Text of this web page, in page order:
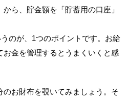
ら、貯金額を「貯蓄用の口座」
のが、1つのポイントです。お給
金を管理するとうまくいくと感
お財布を覗いてみましょう。そ